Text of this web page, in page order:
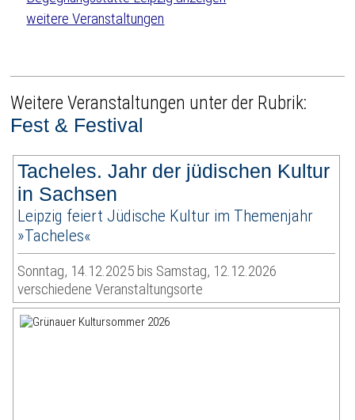
weitere Veranstaltungen
Weitere Veranstaltungen unter der Rubrik:
Fest & Festival
Tacheles. Jahr der jüdischen Kultur
in Sachsen
Leipzig feiert Jüdische Kultur im Themenjahr
»Tacheles«
Sonntag, 14.12.2025 bis Samstag, 12.12.2026
verschiedene Veranstaltungsorte